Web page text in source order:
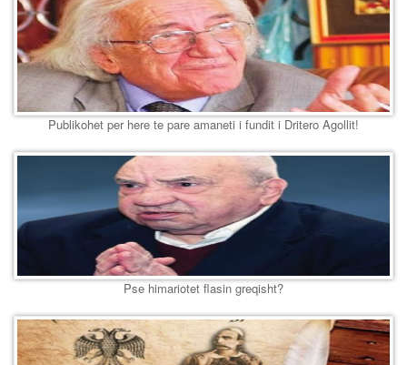
Publikohet per here te pare amaneti i fundit i Dritero Agollit!
Pse himariotet flasin greqisht?